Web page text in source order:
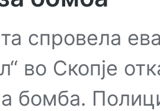
спровела
во Скопје
бомба.